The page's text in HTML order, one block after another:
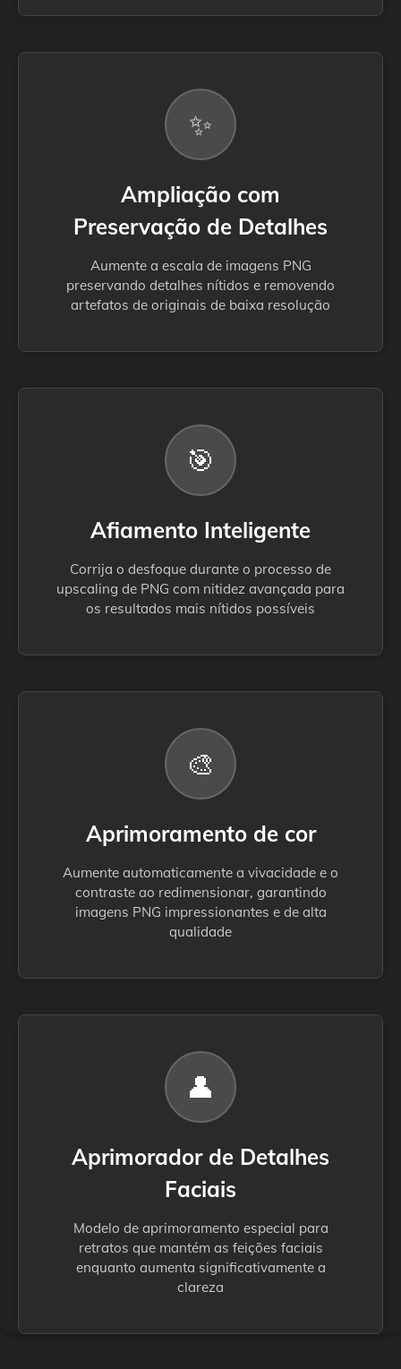
✨
Ampliação com
Preservação de Detalhes
Aumente a escala de imagens PNG
preservando detalhes nítidos e removendo
artefatos de originais de baixa resolução
🎯
Afiamento Inteligente
Corrija o desfoque durante o processo de
upscaling de PNG com nitidez avançada para
os resultados mais nítidos possíveis
🎨
Aprimoramento de cor
Aumente automaticamente a vivacidade e o
contraste ao redimensionar, garantindo
imagens PNG impressionantes e de alta
qualidade
👤
Aprimorador de Detalhes
Faciais
Modelo de aprimoramento especial para
retratos que mantém as feições faciais
enquanto aumenta significativamente a
clareza